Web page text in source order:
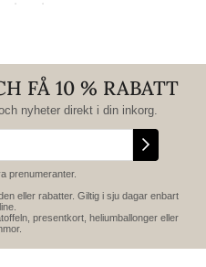
FÅ 10 % RABATT
nyheter direkt i din inkorg.
prenumeranter.
eller rabatter. Giltig i sju dagar enbart
presentkort, heliumballonger eller